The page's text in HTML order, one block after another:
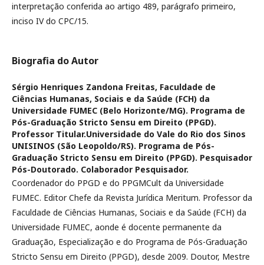
interpretação conferida ao artigo 489, parágrafo primeiro,
inciso IV do CPC/15.
Biografia do Autor
Sérgio Henriques Zandona Freitas, Faculdade de
Ciências Humanas, Sociais e da Saúde (FCH) da
Universidade FUMEC (Belo Horizonte/MG). Programa de
Pós-Graduação Stricto Sensu em Direito (PPGD).
Professor Titular.Universidade do Vale do Rio dos Sinos
UNISINOS (São Leopoldo/RS). Programa de Pós-
Graduação Stricto Sensu em Direito (PPGD). Pesquisador
Pós-Doutorado. Colaborador Pesquisador.
Coordenador do PPGD e do PPGMCult da Universidade
FUMEC. Editor Chefe da Revista Jurídica Meritum. Professor da
Faculdade de Ciências Humanas, Sociais e da Saúde (FCH) da
Universidade FUMEC, aonde é docente permanente da
Graduação, Especialização e do Programa de Pós-Graduação
Stricto Sensu em Direito (PPGD), desde 2009. Doutor, Mestre